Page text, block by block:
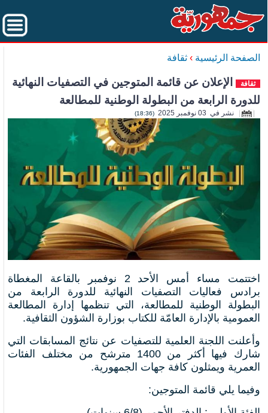
الصفحة الرئيسية › ثقافة
ثقافة الإعلان عن قائمة المتوجين في التصفيات النهائية
للدورة الرابعة من البطولة الوطنية للمطالعة
نشر في 03 نوفمبر 2025 (18:36)
اختتمت مساء أمس الأحد 2 نوفمبر بالقاعة المغطاة
برادس فعاليات التصفيات النهائية للدورة الرابعة من
البطولة الوطنية للمطالعة، التي تنظمها إدارة المطالعة
العمومية بالإدارة العامّة للكتاب بوزارة الشؤون الثقافية.
وأعلنت اللجنة العلمية للتصفيات عن نتائج المسابقات التي
شارك فيها أكثر من 1400 مترشح من مختلف الفئات
العمرية ويمثلون كافة جهات الجمهورية.
وفيما يلي قائمة المتوجين: